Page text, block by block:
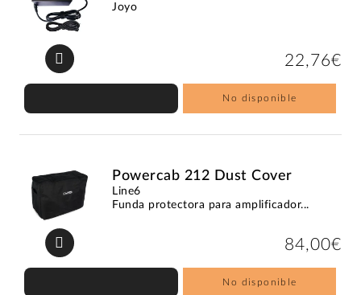
Joyo
22,76€
No disponible
Powercab 212 Dust Cover
Line6
Funda protectora para amplificador...
84,00€
No disponible